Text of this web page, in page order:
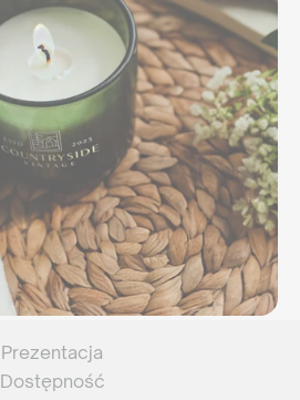
Prezentacja
Dostępność